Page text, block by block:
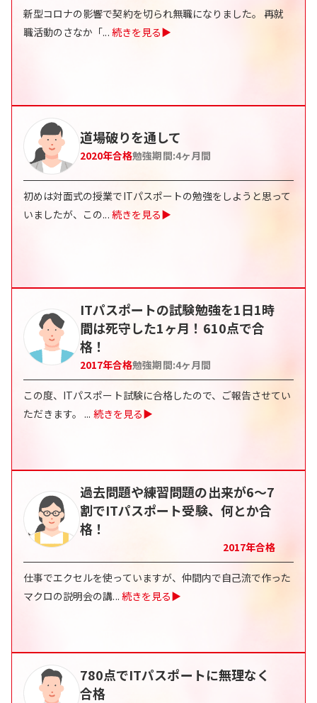
新型コロナの影響で契約を切られ無職になりました。 再就
職活動のさなか「... 続きを見る▶
道場破りを通して
2020年合格勉強期間:4ヶ月間
初めは対面式の授業でITパスポートの勉強をしようと思って
いましたが、この... 続きを見る▶
ITパスポートの試験勉強を1日1時
間は死守した1ヶ月！610点で合
格！
2017年合格勉強期間:4ヶ月間
この度、ITパスポート試験に合格したので、ご報告させてい
ただきます。 ... 続きを見る▶
過去問題や練習問題の出来が6～7
割でITパスポート受験、何とか合
格！
2017年合格
仕事でエクセルを使っていますが、仲間内で自己流で作った
マクロの説明会の講... 続きを見る▶
780点でITパスポートに無理なく
合格